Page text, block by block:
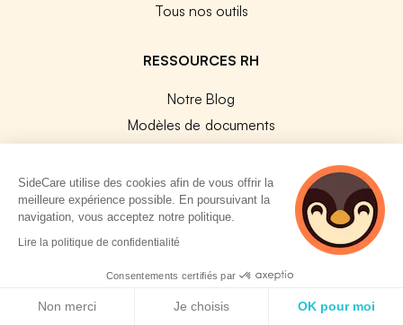
Tous nos outils
RESSOURCES RH
Notre Blog
Modèles de documents
Les conventions collectives
Les codes APE / NAF
Base des métiers
Le PMSS par année
Bureaux CPAM
SideCare utilise des cookies afin de vous offrir la
meilleure expérience possible. En poursuivant la
navigation, vous acceptez notre politique.
Lire la politique de confidentialité
Consentements certifiés par
Non merci Je choisis OK pour moi
2 personnes
consultent
actuellement cette